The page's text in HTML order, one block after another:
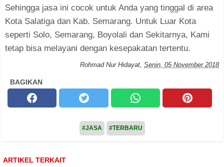
Sehingga jasa ini cocok untuk Anda yang tinggal di area
Kota Salatiga dan Kab. Semarang. Untuk Luar Kota
seperti Solo, Semarang, Boyolali dan Sekitarnya, Kami
tetap bisa melayani dengan kesepakatan tertentu.
Rohmad Nur Hidayat, Senin, 05 November 2018
BAGIKAN
#JASA #TERBARU
ARTIKEL TERKAIT